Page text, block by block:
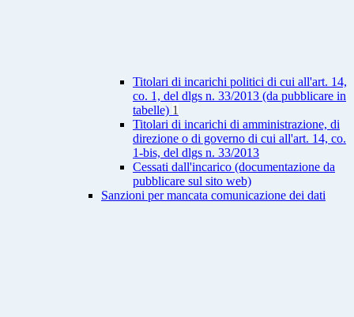
Titolari di incarichi politici di cui all'art. 14,
co. 1, del dlgs n. 33/2013 (da pubblicare in
tabelle) 1
Titolari di incarichi di amministrazione, di
direzione o di governo di cui all'art. 14, co.
1-bis, del dlgs n. 33/2013
Cessati dall'incarico (documentazione da
pubblicare sul sito web)
Sanzioni per mancata comunicazione dei dati